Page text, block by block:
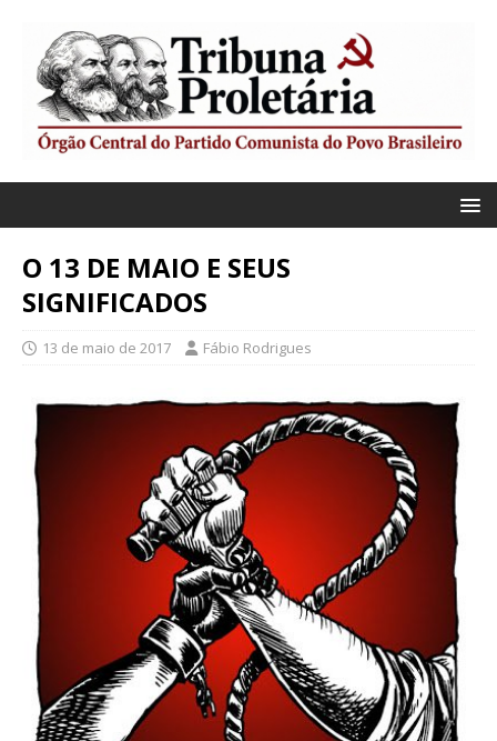
O 13 DE MAIO E SEUS
SIGNIFICADOS
13 de maio de 2017 Fábio Rodrigues